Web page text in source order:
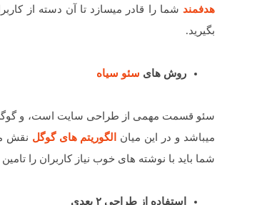
هدفمند شما را قادر میسازد تا آن دسته از
بگیرید.
روش های سئو سیاه
سئو قسمت مهمی از طراحی سایت است، و گوگل
میباشد و در این میان
الگوریتم های گوگل نقش
شما باید با نوشته های خوب نیاز کاربران را تامین
استفاده از طراحی ۲ بعدی